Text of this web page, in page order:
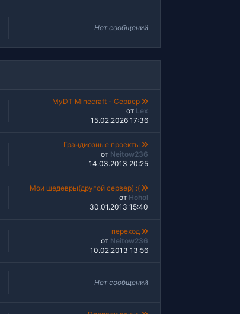
Нет сообщений
MyDT Minecraft - Сервер
от Lex
15.02.2026 17:36
Грандиозные проекты
от Neitow236
14.03.2013 20:25
Мои шедевры(другой сервер) :(
от Hohol
30.01.2013 15:40
переход
от Neitow236
10.02.2013 13:56
Нет сообщений